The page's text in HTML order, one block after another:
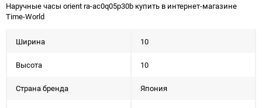
Наручные часы orient ra-ac0q05p30b купить в интернет-магазине
Time-World
Ширина 10
Высота 10
Страна бренда Япония